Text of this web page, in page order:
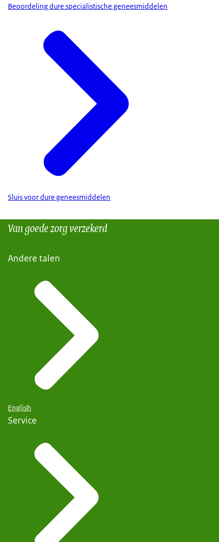
Beoordeling dure specialistische geneesmiddelen
Sluis voor dure geneesmiddelen
Van goede zorg verzekerd
Andere talen
English
Service